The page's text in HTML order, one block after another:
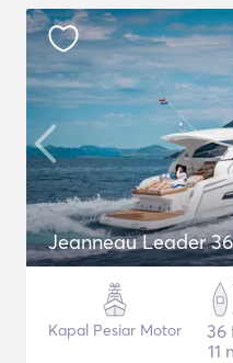
Jeanneau Leader
Kapal Pesiar Motor
36
11